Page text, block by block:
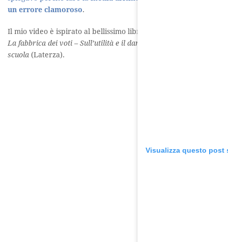
un errore clamoroso.
Il mio video è ispirato al bellissimo libro di
La fabbrica dei voti – Sull’utilità e il danno della valutazione a
scuola (Laterza).
Visualizza questo post